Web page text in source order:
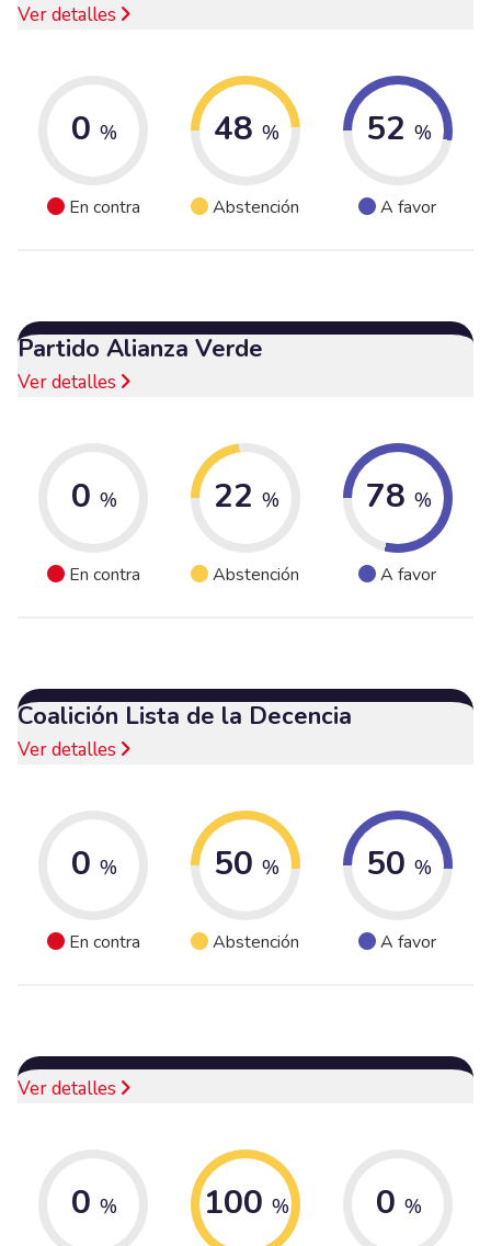
Ver detalles
0 %
En contra
48 %
Abstención
52 %
A favor
Partido Alianza Verde
Ver detalles
0 %
En contra
22 %
Abstención
78 %
A favor
Coalición Lista de la Decencia
Ver detalles
0 %
En contra
50 %
Abstención
50 %
A favor
Ver detalles
0 % 100 % 0 %